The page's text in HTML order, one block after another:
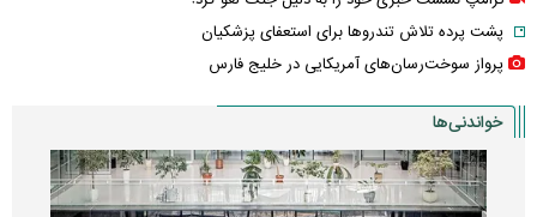
پشت پرده تلاش تندروها برای استعفای پزشکیان
پرواز سوخت‌رسان‌های آمریکایی در خلیج فارس
خواندنی‌ها